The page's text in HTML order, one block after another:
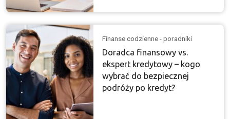
Finanse codzienne - poradniki
Doradca finansowy vs.
ekspert kredytowy – kogo
wybrać do bezpiecznej
podróży po kredyt?